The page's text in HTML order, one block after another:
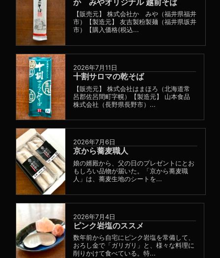
かゞみやオリジナル 越前そば
【販売元】 株式会社かゞみや（福井県福井
市）【製造元】 友吉製粉製麺（福井県坂井
市）【購入価格(税込...
2026年7月11日
十割サロマの乾そば
【販売元】 株式会社はまほろ（北海道常
呂郡佐呂間町字幌）【製造元】 山本食品
株式会社（長野県長野市）...
2026年7月6日
京から蕎麦職人
娘の婿殿から、父の日のプレゼントにとお
もしろい品物が届いた。「京から蕎麦職
人」は、蕎麦生地のシートを...
2026年7月4日
ピンク岩塩のススメ
数年前から自宅にピンク岩塩を常備して、
おろし金で「ガリガリ」と、様々な料理に
削りかけて食べている。特...